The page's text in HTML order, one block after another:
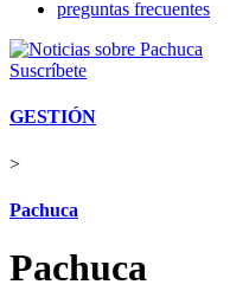
preguntas frecuentes
Suscríbete
GESTIÓN
>
Pachuca
Pachuca